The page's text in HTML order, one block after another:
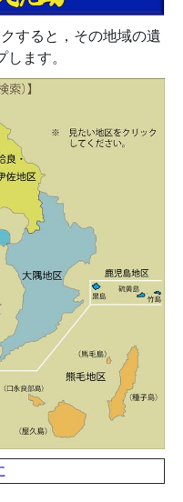
すると，その地域の遺
ます。